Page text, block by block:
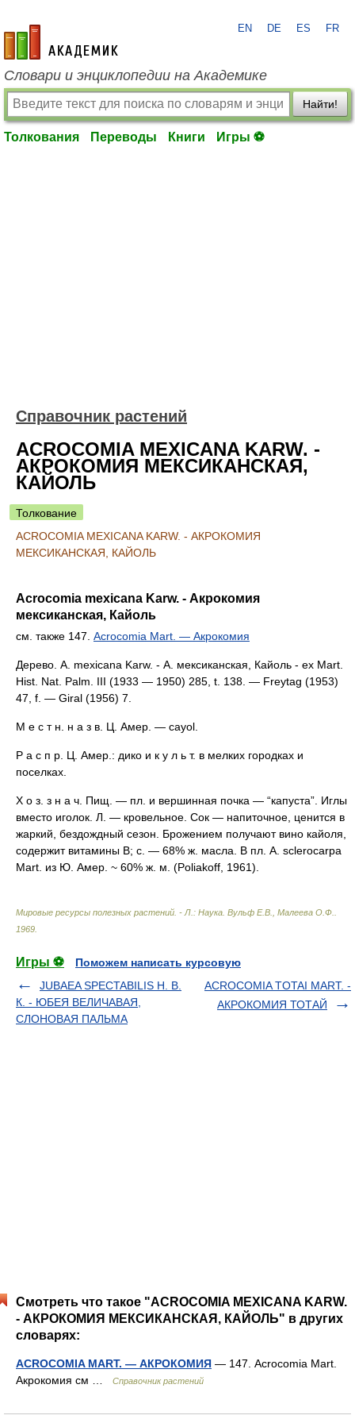
academic.ru
EN DE ES FR
Словари и энциклопедии на Академике
Найти!
Толкования Переводы Книги Игры ⚽
Справочник растений
ACROCOMIA MEXICANA KARW. -
АКРОКОМИЯ МЕКСИКАНСКАЯ,
КАЙОЛЬ
Толкование
ACROCOMIA MEXICANA KARW. - АКРОКОМИЯ
МЕКСИКАНСКАЯ, КАЙОЛЬ
Acrocomia mexicana Karw. - Акрокомия
мексиканская, Кайоль
см. также 147. Acrocomia Mart. — Акрокомия
Дерево. A. mexicana Karw. - А. мексиканская, Кайоль - ex Mart.
Hist. Nat. Palm. III (1933 — 1950) 285, t. 138. — Freytag (1953)
47, f. — Giral (1956) 7.
М е с т н. н а з в. Ц. Амер. — cayol.
Р а с п р. Ц. Амер.: дико и к у л ь т. в мелких городках и
поселках.
Х о з. з н а ч. Пищ. — пл. и вершинная почка — “капуста”. Иглы
вместо иголок. Л. — кровельное. Сок — напиточное, ценится в
жаркий, бездождный сезон. Брожением получают вино кайоля,
содержит витамины В; с. — 68% ж. масла. В пл. A. sclerocarpa
Mart. из Ю. Амер. ~ 60% ж. м. (Poliakoff, 1961).
Мировые ресурсы полезных растений. - Л.: Наука Вульф Е.В., Малеева О.Ф.
1969
Игры ⚽
Поможем написать курсовую
JUBAEA SPECTABILIS Н. В.
К. - ЮБЕЯ ВЕЛИЧАВАЯ,
СЛОНОВАЯ ПАЛЬМА
ACROCOMIA TOTAI MART. -
АКРОКОМИЯ ТОТАЙ
Смотреть что такое "ACROCOMIA MEXICANA KARW.
- АКРОКОМИЯ МЕКСИКАНСКАЯ, КАЙОЛЬ" в других
словарях:
ACROCOMIA MART. — АКРОКОМИЯ — 147. Acrocomia Mart.
Акрокомия см …
Справочник растений